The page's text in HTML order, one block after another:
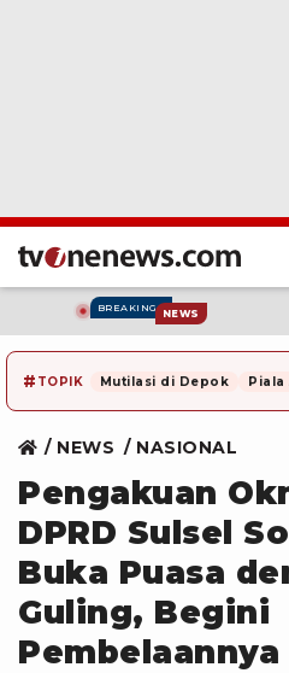
BREAKING NEWS
# TOPIK Mutilasi di Depok Piala
NEWS NASIONAL
Pengakuan
DPRD Sulsel
Buka Puasa
Guling, Begini
Pembelaannya